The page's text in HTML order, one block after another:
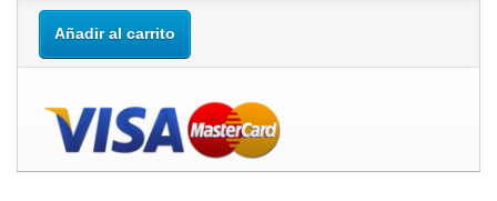
Añadir al carrito